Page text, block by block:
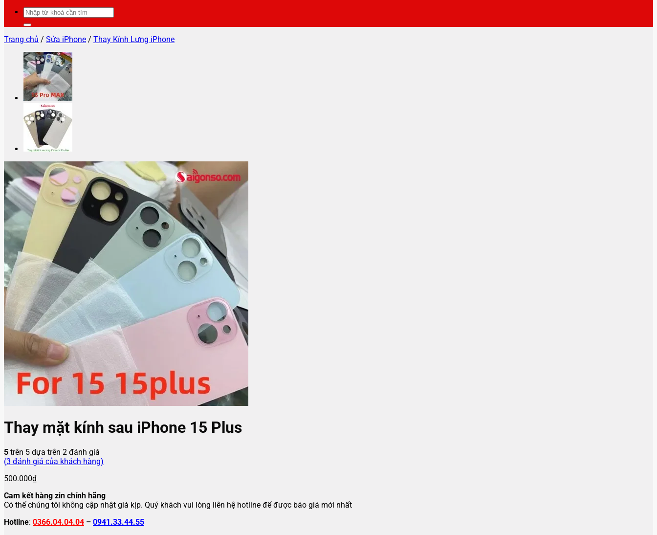
Tìm
kiếm:
Trang chủ / Sửa iPhone / Thay Kính Lưng iPhone
Thay mặt kính sau iPhone 15 Plus
5 trên 5 dựa trên 2 đánh giá
(3 đánh giá của khách hàng)
500.000₫
Cam kết hàng zin chính hãng
Có thể chúng tôi không cập nhật giá kịp. Quý khách vui lòng liên hệ hotline để được báo giá mới nhất
Hotline: 0366.04.04.04 – 0941.33.44.55